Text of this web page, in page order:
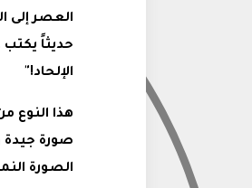
العصر إلى
حديثاً يكتب
الإلحاد!"
هذا النوع
صورة جيدة
الصورة